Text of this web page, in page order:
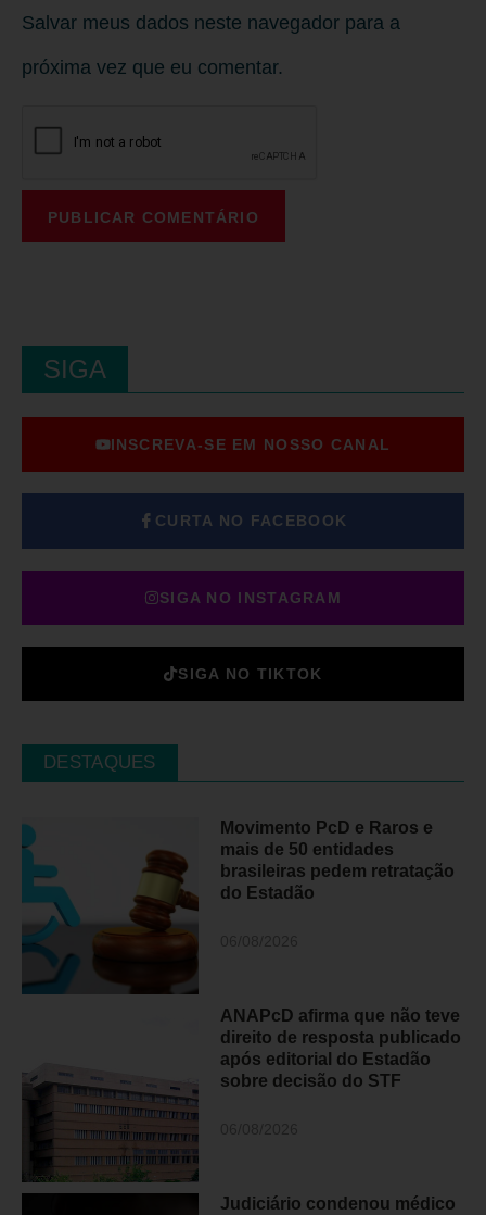
Salvar meus dados neste navegador para a
próxima vez que eu comentar.
SIGA
INSCREVA-SE EM NOSSO CANAL
CURTA NO FACEBOOK
SIGA NO INSTAGRAM
SIGA NO TIKTOK
DESTAQUES
Movimento PcD e Raros e
mais de 50 entidades
brasileiras pedem retratação
do Estadão
ANAPcD afirma que não teve
direito de resposta publicado
após editorial do Estadão
sobre decisão do STF
Judiciário condenou médico